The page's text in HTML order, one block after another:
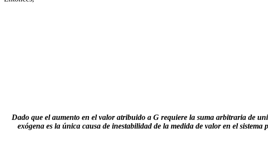
Dado que el aumento en el valor atribuido a G requiere la suma arbitraria de
exógena es la única causa de inestabilidad de la medida de valor en el